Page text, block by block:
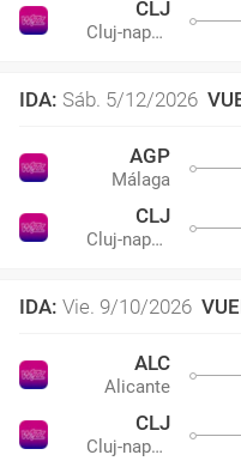
CLJ
Cluj-napoca
IDA: Sáb. 5/12/2026
AGP
Málaga
CLJ
Cluj-napoca
IDA: Vie. 9/10/2026
ALC
Alicante
CLJ
Cluj-napoca